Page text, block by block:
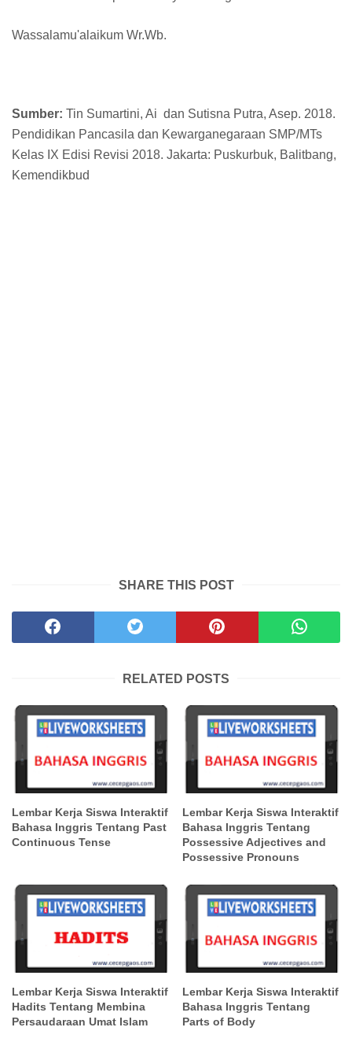
Wassalamu'alaikum Wr.Wb.
Sumber: Tin Sumartini, Ai dan Sutisna Putra, Asep. 2018.
Pendidikan Pancasila dan Kewarganegaraan SMP/MTs
Kelas IX Edisi Revisi 2018. Jakarta: Puskurbuk, Balitbang,
Kemendikbud
SHARE THIS POST
RELATED POSTS
Lembar Kerja Siswa Interaktif
Bahasa Inggris Tentang Past
Continuous Tense
Lembar Kerja Siswa Interaktif
Bahasa Inggris Tentang
Possessive Adjectives and
Possessive Pronouns
Lembar Kerja Siswa Interaktif
Hadits Tentang Membina
Persaudaraan Umat Islam
Lembar Kerja Siswa Interaktif
Bahasa Inggris Tentang
Parts of Body